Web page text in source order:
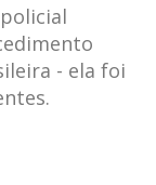
- ela foi